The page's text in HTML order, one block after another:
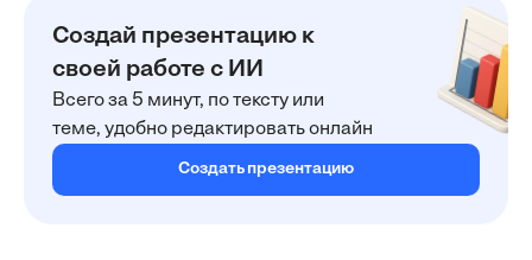
Создай презентацию к
своей работе с ИИ
Всего за 5 минут, по тексту или
теме, удобно редактировать онлайн
Создать презентацию